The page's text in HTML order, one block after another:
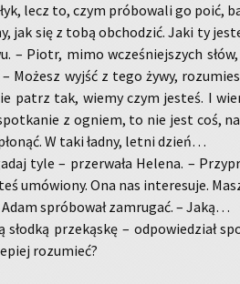
łyk, lecz to, czym pró­bo­wa­li go poić,
jak się z tobą ob­cho­dzić. Jaki ty
– Piotr, mimo wcze­śniej­szych
Mo­żesz wyjść z tego żywy,
patrz tak, wiemy czym je­steś. I
z ogniem, to nie jest coś,
W taki ładny, letni dzień…
tyle – prze­rwa­ła He­le­na. –
umó­wio­ny. Ona nas in­te­re­su­je.
Adam spró­bo­wał za­mru­gać. – Jaką…
słod­ką prze­ką­skę – od­po­wie­dział
ro­zu­mieć?